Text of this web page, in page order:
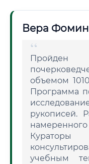
Вера
Пройден
объемом
Программа
рукописей.
учебным